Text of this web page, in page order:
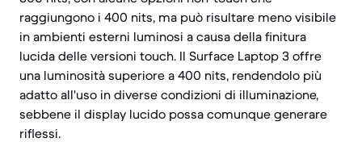
raggiungono i 400 nits, ma può risultare meno visibile
in ambienti esterni luminosi a causa della finitura
lucida delle versioni touch. Il Surface Laptop 3 offre
una luminosità superiore a 400 nits, rendendolo più
adatto all'uso in diverse condizioni di illuminazione,
sebbene il display lucido possa comunque generare
riflessi.